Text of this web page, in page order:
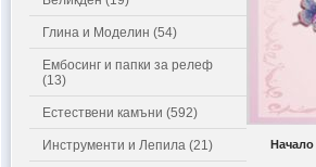
Глина и Моделин (54)
Ембосинг и папки за релеф
(13)
Естествени камъни (592)
Инструменти и Лепила (21) Начало